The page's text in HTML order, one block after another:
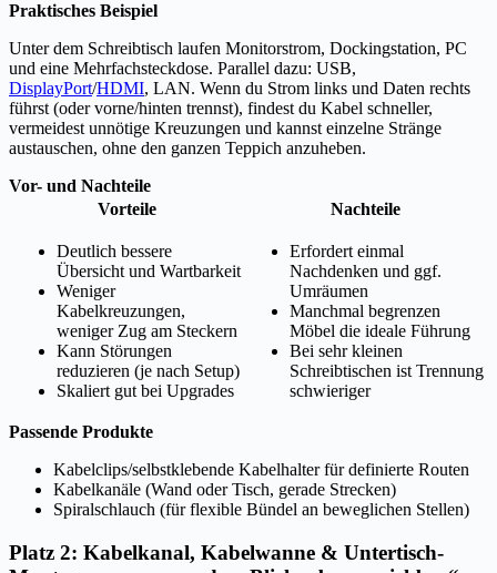
Praktisches Beispiel
Unter dem Schreibtisch laufen Monitorstrom, Dockingstation, PC
und eine Mehrfachsteckdose. Parallel dazu: USB,
DisplayPort/HDMI, LAN. Wenn du Strom links und Daten rechts
führst (oder vorne/hinten trennst), findest du Kabel schneller,
vermeidest unnötige Kreuzungen und kannst einzelne Stränge
austauschen, ohne den ganzen Teppich anzuheben.
Vor- und Nachteile
Vorteile
Nachteile
Deutlich bessere
Übersicht und Wartbarkeit
Weniger
Kabelkreuzungen,
weniger Zug am Steckern
Kann Störungen
reduzieren (je nach Setup)
Skaliert gut bei Upgrades
Erfordert einmal
Nachdenken und ggf.
Umräumen
Manchmal begrenzen
Möbel die ideale Führung
Bei sehr kleinen
Schreibtischen ist Trennung
schwieriger
Passende Produkte
Kabelclips/selbstklebende Kabelhalter für definierte Routen
Kabelkanäle (Wand oder Tisch, gerade Strecken)
Spiralschlauch (für flexible Bündel an beweglichen Stellen)
Platz 2: Kabelkanal, Kabelwanne & Untertisch-